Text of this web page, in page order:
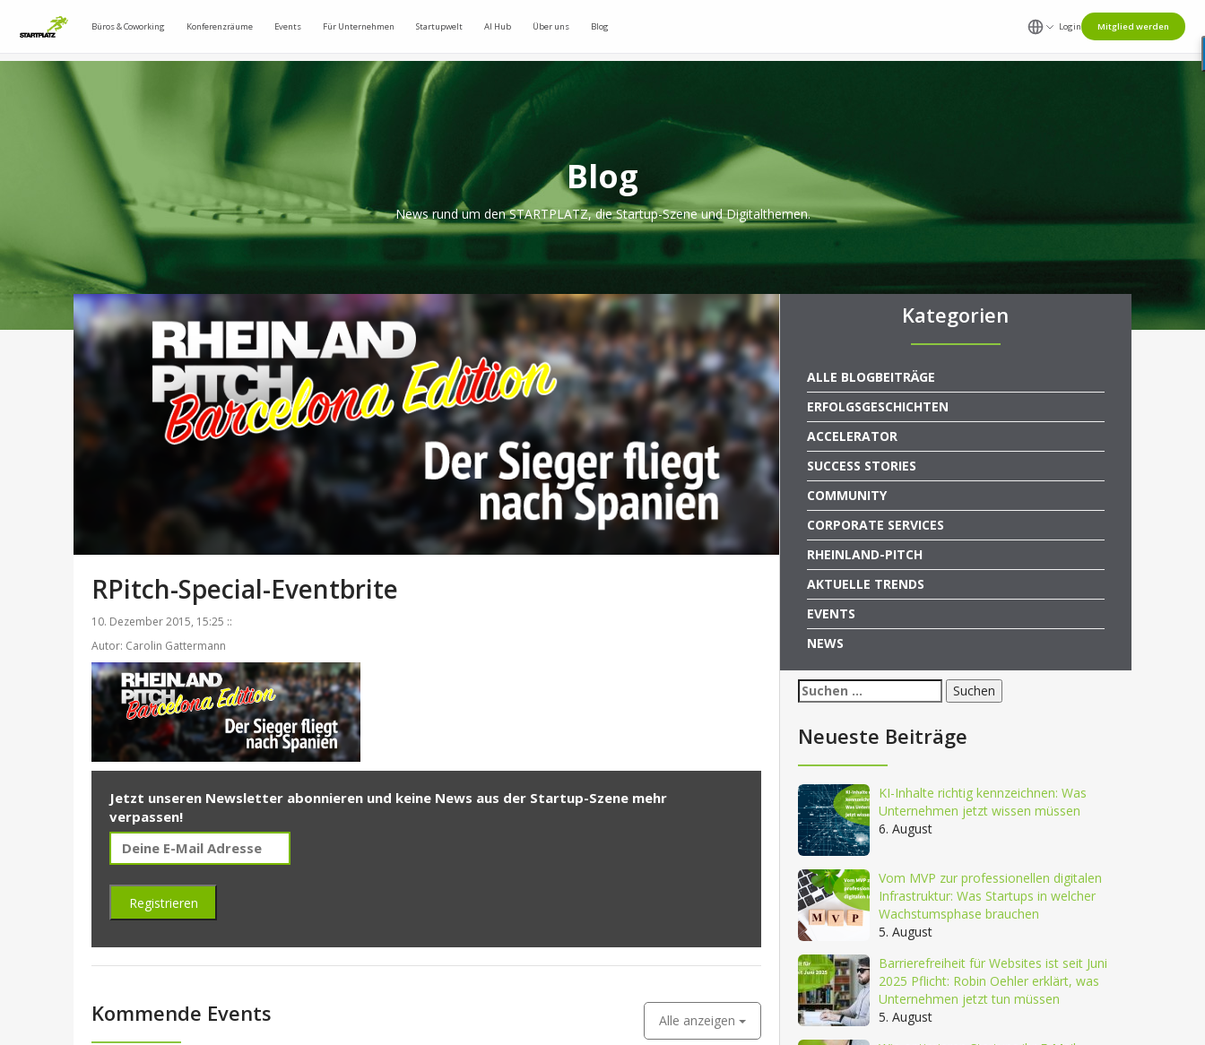
Büros & Coworking Konferenzräume Events Für Unternehmen Startupwelt AI Hub Über uns Blog Login Mitglied werden
Blog
News rund um den STARTPLATZ, die Startup-Szene und Digitalthemen.
RPitch-Special-Eventbrite
10. Dezember 2015, 15:25 ::
Autor: Carolin Gattermann
Jetzt unseren Newsletter abonnieren und keine News aus der Startup-Szene mehr
verpassen!
Kommende Events Alle anzeigen
Kategorien
ALLE BLOGBEITRÄGE
ERFOLGSGESCHICHTEN
ACCELERATOR
SUCCESS STORIES
COMMUNITY
CORPORATE SERVICES
RHEINLAND-PITCH
AKTUELLE TRENDS
EVENTS
NEWS
Suchen
nach:
Neueste Beiträge
KI-Inhalte richtig kennzeichnen: Was
Unternehmen jetzt wissen müssen
6. August
Vom MVP zur professionellen digitalen
Infrastruktur: Was Startups in welcher
Wachstumsphase brauchen
5. August
Barrierefreiheit für Websites ist seit Juni
2025 Pflicht: Robin Oehler erklärt, was
Unternehmen jetzt tun müssen
5. August